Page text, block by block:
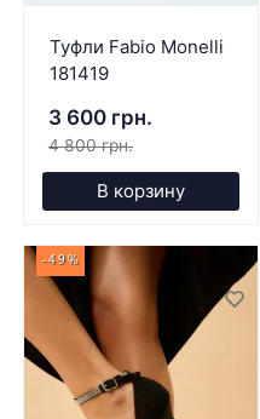
Туфли Fabio Monelli
181419
3 600 грн.
4 800 грн.
В корзину
-49%